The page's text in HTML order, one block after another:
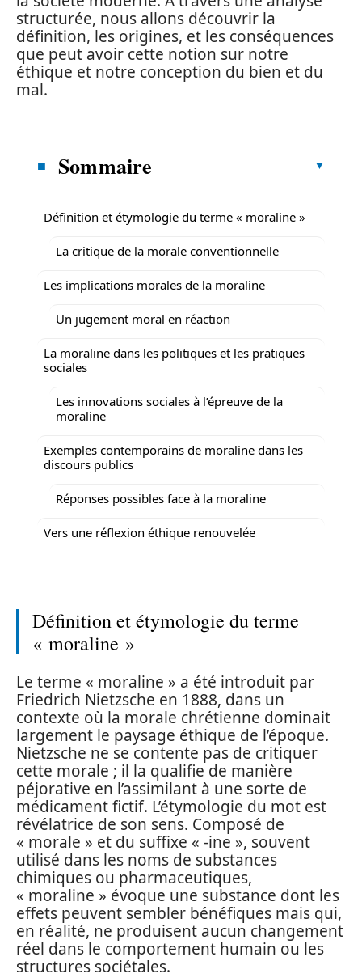
structurée, nous allons découvrir la
définition, les origines, et les conséquences
que peut avoir cette notion sur notre
éthique et notre conception du bien et du
mal.
Sommaire
Définition et étymologie du terme « moraline »
La critique de la morale conventionnelle
Les implications morales de la moraline
Un jugement moral en réaction
La moraline dans les politiques et les pratiques
sociales
Les innovations sociales à l’épreuve de la
moraline
Exemples contemporains de moraline dans les
discours publics
Réponses possibles face à la moraline
Vers une réflexion éthique renouvelée
Définition et étymologie du terme
« moraline »
Le terme « moraline » a été introduit par
Friedrich Nietzsche en 1888, dans un
contexte où la morale chrétienne dominait
largement le paysage éthique de l’époque.
Nietzsche ne se contente pas de critiquer
cette morale ; il la qualifie de manière
péjorative en l’assimilant à une sorte de
médicament fictif. L’étymologie du mot est
révélatrice de son sens. Composé de
« morale » et du suffixe « -ine », souvent
utilisé dans les noms de substances
chimiques ou pharmaceutiques,
« moraline » évoque une substance dont les
effets peuvent sembler bénéfiques mais qui,
en réalité, ne produisent aucun changement
réel dans le comportement humain ou les
structures sociétales.